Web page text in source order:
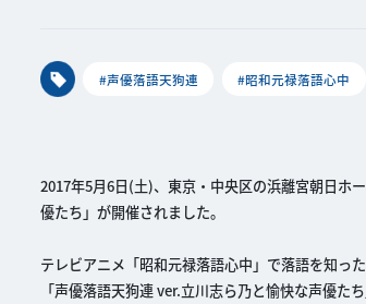
#声優落語天狗連 #昭和元禄落語心中
2017年5月6日(土)、東京・中央区の浜離宮朝日ホ
優たち」が開催されました。
テレビアニメ「昭和元禄落語心中」で落語を知っ
「声優落語天狗連 ver.立川志ら乃と愉快な声優